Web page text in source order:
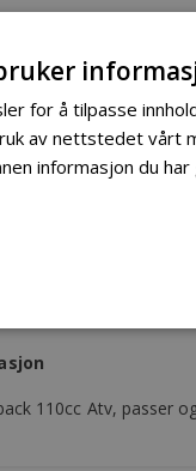
110cc Atv, passer
for å tilpasse
av nettstedet vårt
informasjon du